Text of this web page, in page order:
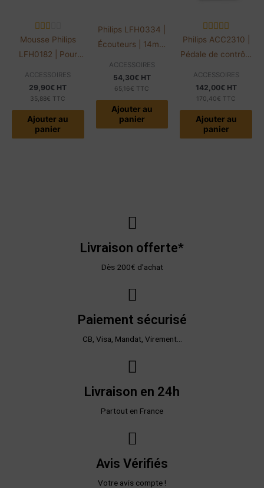
Mousse Philips
LFH0182 | Pour
LFH234/334 | Lot
de 10
ACCESSOIRES
29,90€ HT
35,88€ TTC
Ajouter au
panier
Philips LFH0334 |
Écouteurs | 14mm
ACCESSOIRES
54,30€ HT
65,16€ TTC
Ajouter au
panier
Philips ACC2310 |
Pédale de contrôle
ACCESSOIRES
142,00€ HT
170,40€ TTC
Ajouter au
panier
Livraison offerte*
Dès 200€ d'achat
Paiement sécurisé
CB, Visa, Mandat, Virement...
Livraison en 24h
Partout en France
Avis Vérifiés
Votre avis compte !